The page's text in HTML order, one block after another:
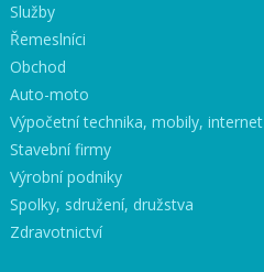
Služby
Řemeslníci
Obchod
Auto-moto
Výpočetní technika, mobily, internet
Stavební firmy
Výrobní podniky
Spolky, sdružení, družstva
Zdravotnictví